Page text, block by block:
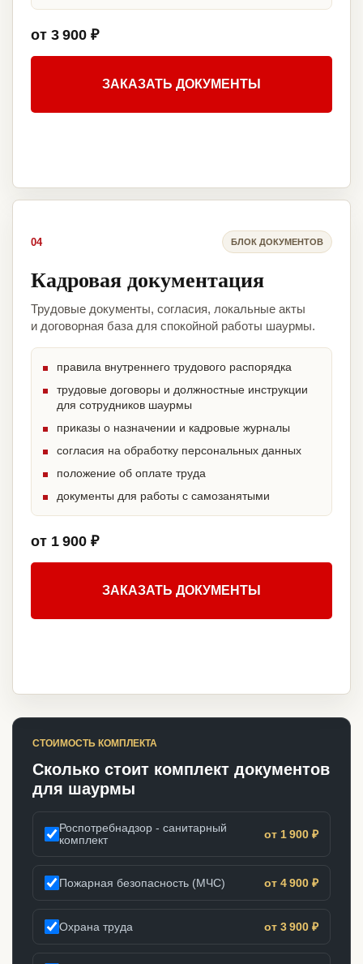
от 3 900 ₽
ЗАКАЗАТЬ ДОКУМЕНТЫ
04 БЛОК ДОКУМЕНТОВ
Кадровая документация
Трудовые документы, согласия, локальные акты
и договорная база для спокойной работы шаурмы.
правила внутреннего трудового распорядка
трудовые договоры и должностные инструкции
для сотрудников шаурмы
приказы о назначении и кадровые журналы
согласия на обработку персональных данных
положение об оплате труда
документы для работы с самозанятыми
от 1 900 ₽
ЗАКАЗАТЬ ДОКУМЕНТЫ
СТОИМОСТЬ КОМПЛЕКТА
Сколько стоит комплект документов
для шаурмы
Роспотребнадзор - санитарный
комплект
от 1 900 ₽
Пожарная безопасность (МЧС) от 4 900 ₽
Охрана труда от 3 900 ₽